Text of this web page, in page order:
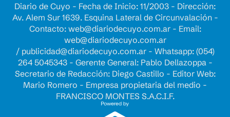
Diario de Cuyo - Fecha de Inicio: 11/2003 - Dirección:
Av. Alem Sur 1639. Esquina Lateral de Circunvalación -
Contacto: web@diariodecuyo.com.ar- Email:
web@diariodecuyo.com.ar
/ publicidad@diariodecuyo.com.ar- Whatsapp: (054)
264 5045343 - Gerente General: Pablo Dellazoppa -
Secretario de Redacción: Diego Castillo - Editor Web:
Mario Romero - Empresa propietaria del medio -
FRANCISCO MONTES S.A.C.I.F.